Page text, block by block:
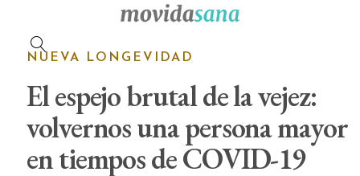
NUEVA LONGEVIDAD
El espejo brutal de la vejez:
volvernos una persona mayor
en tiempos de COVID-19